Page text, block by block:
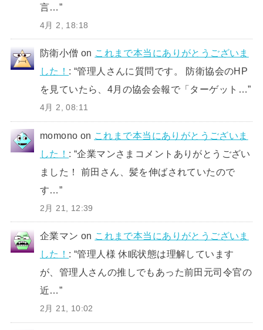
言…”
4月 2, 18:18
防衛小僧 on これまで本当にありがとうございま
した！ : “管理人さんに質問です。 防衛協会のHP
を見ていたら、4月の協会会報で「ターゲット…”
4月 2, 08:11
momono on これまで本当にありがとうございま
した！ : “企業マンさまコメントありがとうござい
ました！ 前田さん、髪を伸ばされていたので
す…”
2月 21, 12:39
企業マン on これまで本当にありがとうございま
した！ : “管理人様 休眠状態は理解しています
が、管理人さんの推しでもあった前田元司令官の
近…”
2月 21, 10:02